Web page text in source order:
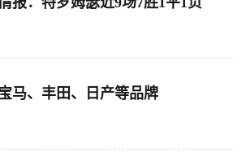
马、丰田、日产等品牌